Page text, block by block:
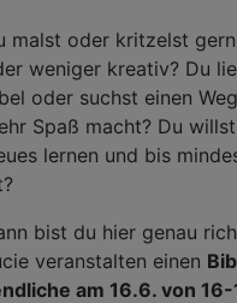
malst oder kritzelst
weniger kreativ? Du
oder suchst einen
Spaß macht? Du
lernen und bis
bist du hier genau
veranstalten einen
am 16.6. von